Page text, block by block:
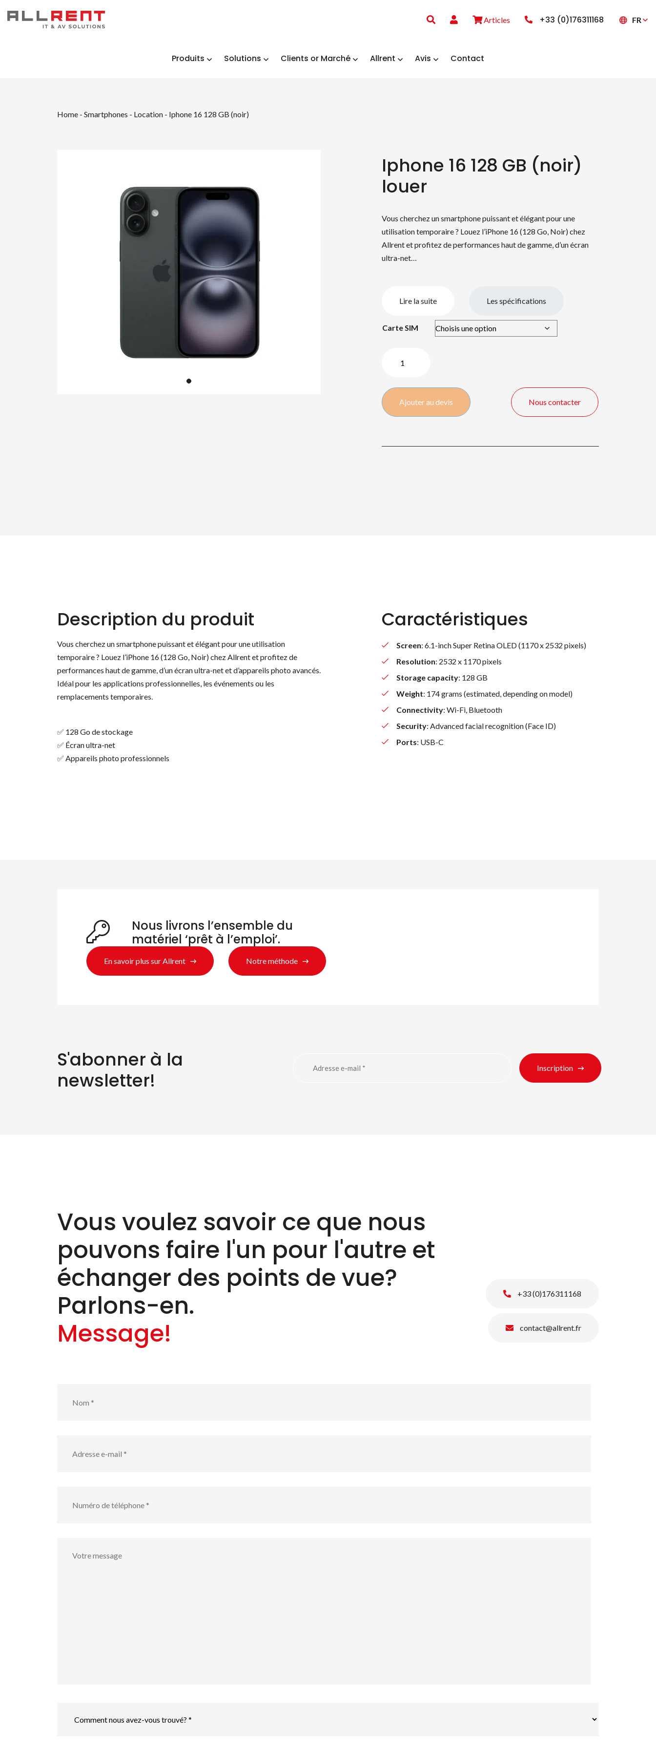
Articles +33 (0)176311168 FR
Produits Solutions Clients or Marché Allrent Avis Contact
Home - Smartphones - Location - Iphone 16 128 GB (noir)
Iphone 16 128 GB (noir)
louer
Vous cherchez un smartphone puissant et élégant pour une
utilisation temporaire ? Louez l’iPhone 16 (128 Go, Noir) chez
Allrent et profitez de performances haut de gamme, d’un écran
ultra-net…
Lire la suite Les spécifications
Carte SIM
16
128
Ajouter au devis Nous contacter
Description du produit
Vous cherchez un smartphone puissant et élégant pour une utilisation
temporaire ? Louez l’iPhone 16 (128 Go, Noir) chez Allrent et profitez de
performances haut de gamme, d’un écran ultra-net et d’appareils photo avancés.
Idéal pour les applications professionnelles, les événements ou les
remplacements temporaires.
✅ 128 Go de stockage
✅ Écran ultra-net
✅ Appareils photo professionnels
Caractéristiques
Screen: 6.1-inch Super Retina OLED (1170 x 2532 pixels)
Resolution: 2532 x 1170 pixels
Storage capacity: 128 GB
Weight: 174 grams (estimated, depending on model)
Connectivity: Wi-Fi, Bluetooth
Security: Advanced facial recognition (Face ID)
Ports: USB-C
Nous livrons l’ensemble du
matériel ‘prêt à l’emploi’.
En savoir plus sur Allrent Notre méthode
S'abonner à la
newsletter!
Inscription
Vous voulez savoir ce que nous
pouvons faire l'un pour l'autre et
échanger des points de vue?
Parlons-en.
Message!
+33 (0)176311168
contact@allrent.fr
*
téléphone *
Rechercher des produits